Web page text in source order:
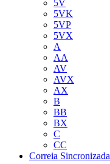
5V
5VK
5VP
5VX
A
AA
AV
AVX
AX
B
BB
BX
C
CC
Correia Sincronizada